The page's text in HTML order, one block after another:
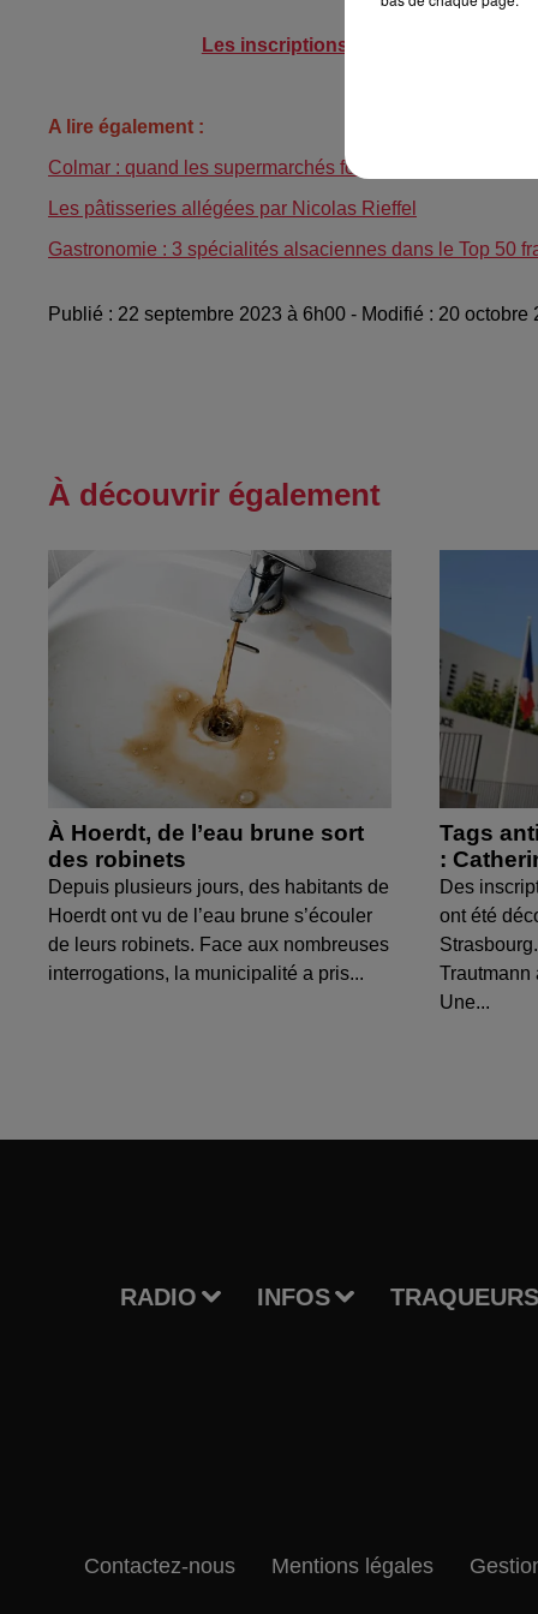
Les inscriptions
A lire également :
Colmar : quand les supermarchés font leur marché
Les pâtisseries allégées par Nicolas Rieffel
Gastronomie : 3 spécialités alsaciennes dans le Top 50
Publié : 22 septembre 2023 à 6h00 - Modifié : 20 octobre
À découvrir également
À Hoerdt, de l’eau brune sort
des robinets
Depuis plusieurs jours, des habitants de
Hoerdt ont vu de l’eau brune s’écouler
de leurs robinets. Face aux nombreuses
interrogations, la municipalité a pris...
Tags
:
Des
ont été
Trautmann
Une...
RADIO INFOS
Contactez-nous Mentions légales